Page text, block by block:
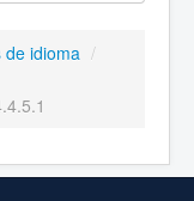
de idioma /